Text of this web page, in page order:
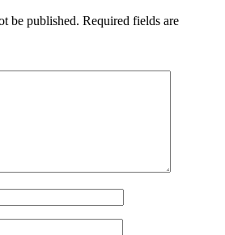
be published. Required fields are